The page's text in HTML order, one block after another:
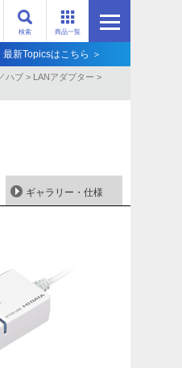
商品一覧
検索
新Topicsはこちら ＞
ハブ > LANアダプター >
ギャラリー・仕様